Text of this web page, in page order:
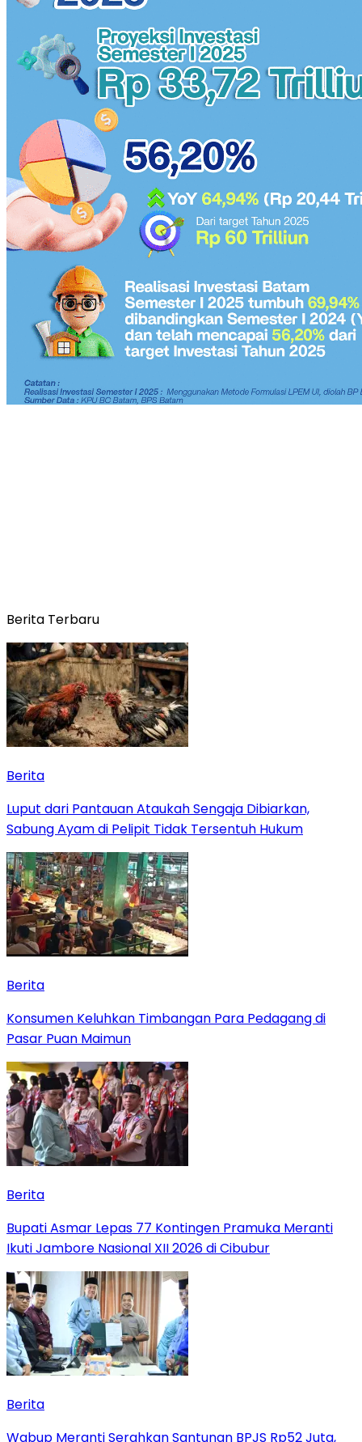
Berita Terbaru
Berita
Luput dari Pantauan Ataukah Sengaja Dibiarkan,
Sabung Ayam di Pelipit Tidak Tersentuh Hukum
Berita
Konsumen Keluhkan Timbangan Para Pedagang di
Pasar Puan Maimun
Berita
Bupati Asmar Lepas 77 Kontingen Pramuka Meranti
Ikuti Jambore Nasional XII 2026 di Cibubur
Berita
Wabup Meranti Serahkan Santunan BPJS Rp52 Juta,